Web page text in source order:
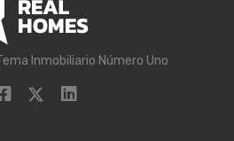
Inmobiliario Número Uno